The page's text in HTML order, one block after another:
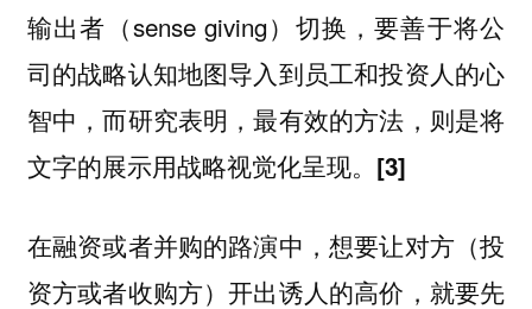
输出者（sense giving）切换，要善于将公
司的战略认知地图导入到员工和投资人的心
智中，而研究表明，最有效的方法，则是将
文字的展示用战略视觉化呈现。 [3]
在融资或者并购的路演中，想要让对方（投
资方或者收购方）开出诱人的高价，就要先